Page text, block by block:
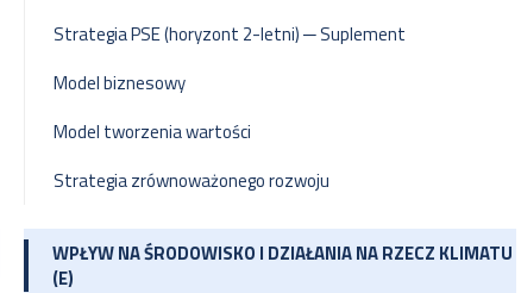
Strategia PSE (horyzont 2-letni) ─ Suplement
Model biznesowy
Model tworzenia wartości
Strategia zrównoważonego rozwoju
WPŁYW NA ŚRODOWISKO I DZIAŁANIA NA RZECZ KLIMATU
(E)